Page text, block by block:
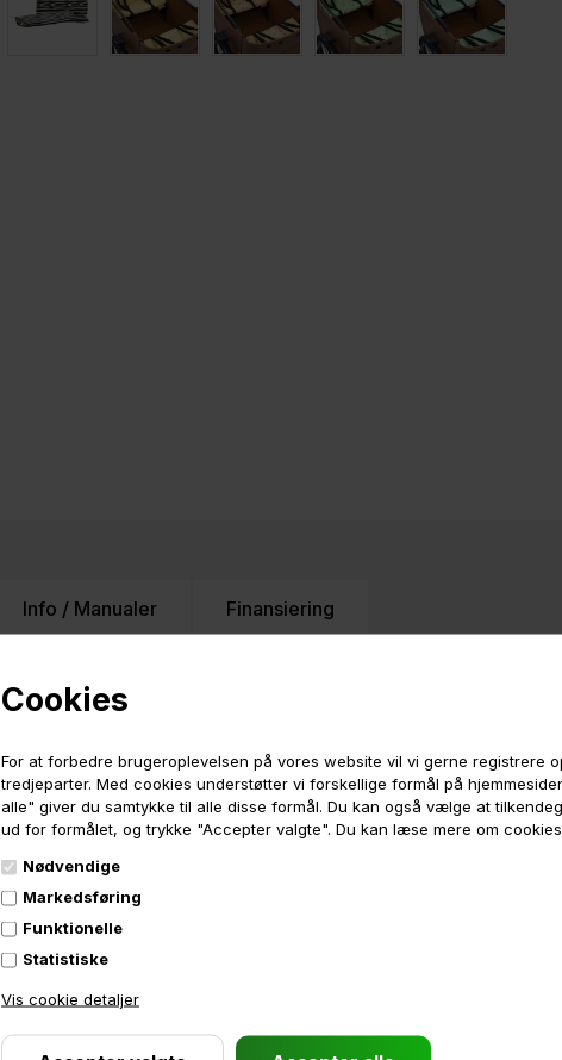
Cookies
For at forbedre brugeroplevelsen på vores website vil vi gerne
tredjeparter. Med cookies understøtter vi forskellige formål på
alle" giver du samtykke til alle disse formål. Du kan også vælge at
ud for formålet, og trykke "Accepter valgte". Du kan læse mere om
Nødvendige
Markedsføring
Funktionelle
Statistiske
Vis cookie detaljer
Info / Manualer Finansiering